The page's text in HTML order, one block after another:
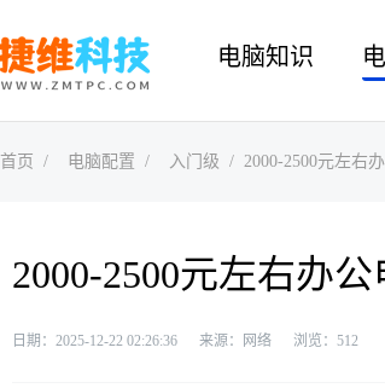
电脑知识
首页 电脑配置 入门级 2000-2500元左右
2000-2500元左右办
日期：2025-12-22 02:26:36 来源：网络 浏览： 512